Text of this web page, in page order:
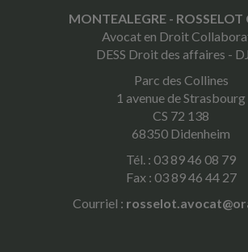
MONTEALEGRE -
Avocat en Droit
DESS Droit des affaires -
Parc des Collines
1 avenue de Strasbourg
CS 72 138
68350 Didenheim
Tél. : 03 89 46 08 79
Fax : 03 89 46 44 27
Courriel :